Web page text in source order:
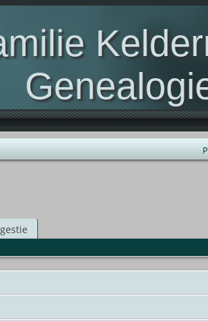
van de familie